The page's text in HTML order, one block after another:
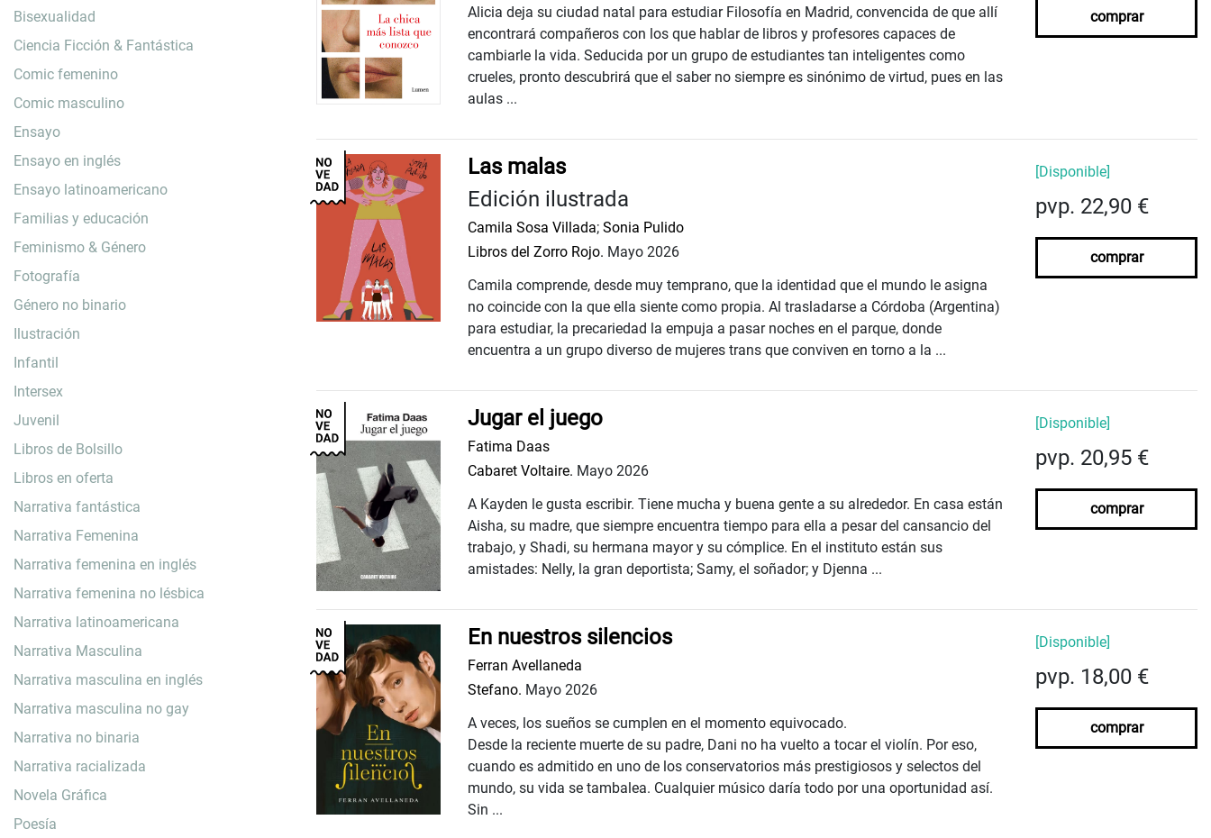
Bisexualidad
Ciencia Ficción & Fantástica
Comic femenino
Comic masculino
Ensayo
Ensayo en inglés
Ensayo latinoamericano
Familias y educación
Feminismo & Género
Fotografía
Género no binario
Ilustración
Infantil
Intersex
Juvenil
Libros de Bolsillo
Libros en oferta
Narrativa fantástica
Narrativa Femenina
Narrativa femenina en inglés
Narrativa femenina no lésbica
Narrativa latinoamericana
Narrativa Masculina
Narrativa masculina en inglés
Narrativa masculina no gay
Narrativa no binaria
Narrativa racializada
Novela Gráfica
Poesía
Alicia deja su ciudad natal para estudiar Filosofía en Madrid, convencida de que allí
encontrará compañeros con los que hablar de libros y profesores capaces de
cambiarle la vida. Seducida por un grupo de estudiantes tan inteligentes como
crueles, pronto descubrirá que el saber no siempre es sinónimo de virtud, pues en las
aulas ...
comprar
Las malas
Edición ilustrada
Camila Sosa Villada; Sonia Pulido
Libros del Zorro Rojo. Mayo 2026
Camila comprende, desde muy temprano, que la identidad que el mundo le asigna
no coincide con la que ella siente como propia. Al trasladarse a Córdoba (Argentina)
para estudiar, la precariedad la empuja a pasar noches en el parque, donde
encuentra a un grupo diverso de mujeres trans que conviven en torno a la ...
[Disponible]
pvp. 22,90 €
comprar
Jugar el juego
Fatima Daas
Cabaret Voltaire. Mayo 2026
A Kayden le gusta escribir. Tiene mucha y buena gente a su alrededor. En casa están
Aisha, su madre, que siempre encuentra tiempo para ella a pesar del cansancio del
trabajo, y Shadi, su hermana mayor y su cómplice. En el instituto están sus
amistades: Nelly, la gran deportista; Samy, el soñador; y Djenna ...
[Disponible]
pvp. 20,95 €
comprar
En nuestros silencios
Ferran Avellaneda
Stefano. Mayo 2026
A veces, los sueños se cumplen en el momento equivocado.
Desde la reciente muerte de su padre, Dani no ha vuelto a tocar el violín. Por eso,
cuando es admitido en uno de los conservatorios más prestigiosos y selectos del
mundo, su vida se tambalea. Cualquier músico daría todo por una oportunidad así.
Sin ...
[Disponible]
pvp. 18,00 €
comprar